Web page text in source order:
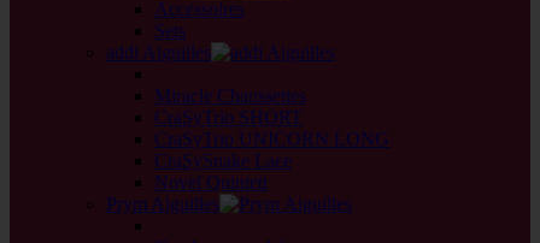
Accessoires
Sets
addi Aiguilles
Miracle Chaussettes
CraSyTrio SHORT
CraSyTrio UNICORN LONG
CraSySnake Lace
Novel Quintett
Prym Aiguilles